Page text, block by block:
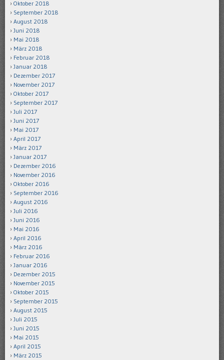
Oktober 2018
September 2018
August 2018
Juni 2018
Mai 2018
März 2018
Februar 2018
Januar 2018
Dezember 2017
November 2017
Oktober 2017
September 2017
Juli 2017
Juni 2017
Mai 2017
April 2017
März 2017
Januar 2017
Dezember 2016
November 2016
Oktober 2016
September 2016
August 2016
Juli 2016
Juni 2016
Mai 2016
April 2016
März 2016
Februar 2016
Januar 2016
Dezember 2015
November 2015
Oktober 2015
September 2015
August 2015
Juli 2015
Juni 2015
Mai 2015
April 2015
März 2015